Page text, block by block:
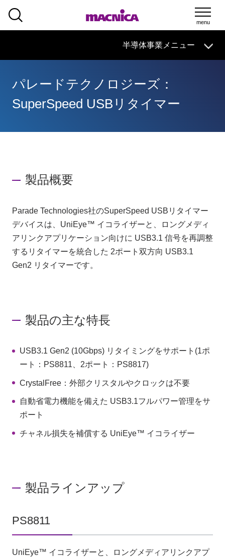
半導体事業メニュー
サポート
半導体事業HOME
マクニカの製品・サービス
サポート
お問い合わせ
パレードテクノロジーズ：
SuperSpeed USBリタイマー
製品概要
Parade Technologies社のSuperSpeed USBリタイマー
デバイスは、UniEye™ イコライザーと、ロングメディ
アリンクアプリケーション向けに USB3.1 信号を再調整
するリタイマーを統合した 2ポート双方向 USB3.1
Gen2 リタイマーです。
製品の主な特長
USB3.1 Gen2 (10Gbps) リタイミングをサポート(1ポ
ート：PS8811、2ポート：PS8817)
CrystalFree：外部クリスタルやクロックは不要
自動省電力機能を備えた USB3.1フルパワー管理をサ
ポート
チャネル損失を補償する UniEye™ イコライザー
製品ラインアップ
PS8811
UniEye™ イコライザーと、ロングメディアリンクアプ